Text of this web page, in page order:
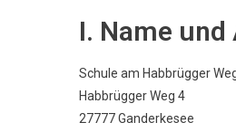
I. Name
Schule am Habbrügger
Habbrügger Weg 4
27777 Ganderkesee